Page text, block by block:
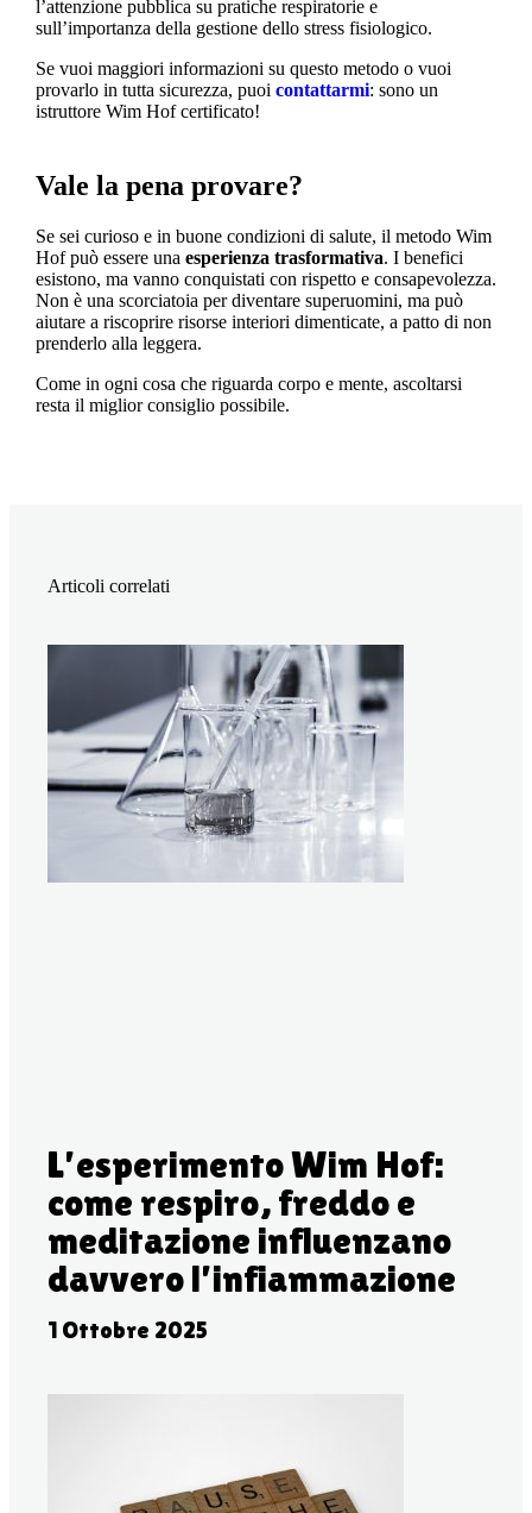
l’attenzione pubblica su pratiche respiratorie e
sull’importanza della gestione dello stress fisiologico.
Se vuoi maggiori informazioni su questo metodo o vuoi
provarlo in tutta sicurezza, puoi contattarmi: sono un
istruttore Wim Hof certificato!
Vale la pena provare?
Se sei curioso e in buone condizioni di salute, il metodo Wim
Hof può essere una esperienza trasformativa. I benefici
esistono, ma vanno conquistati con rispetto e consapevolezza.
Non è una scorciatoia per diventare superuomini, ma può
aiutare a riscoprire risorse interiori dimenticate, a patto di non
prenderlo alla leggera.
Come in ogni cosa che riguarda corpo e mente, ascoltarsi
resta il miglior consiglio possibile.
Articoli correlati
L’esperimento Wim Hof:
come respiro, freddo e
meditazione influenzano
davvero l’infiammazione
1 Ottobre 2025